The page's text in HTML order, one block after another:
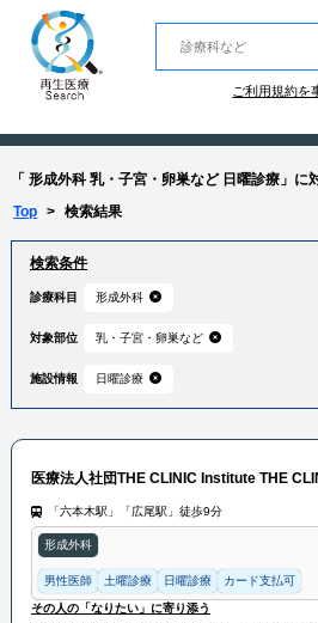
ご利用規約を
「 形成外科 乳・子宮・卵巣など 日曜診療」
Top > 検索結果
検索条件
診療科目 形成外科
対象部位 乳・子宮・卵巣など
施設情報 日曜診療
医療法人社団THE CLINIC Institute THE
「六本木駅」「広尾駅」徒歩9分
形成外科
男性医師 土曜診療 日曜診療 カード支払可
その人の「なりたい」に寄り添う